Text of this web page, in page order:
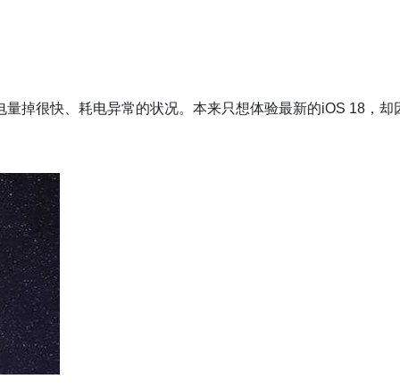
掉很快、耗电异常的状况。本来只想体验最新的iOS 18，却